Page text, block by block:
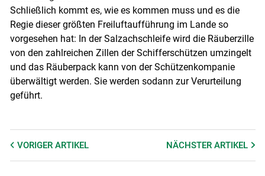
Schließlich kommt es, wie es kommen muss und es die
Regie dieser größten Freiluftaufführung im Lande so
vorgesehen hat: In der Salzachschleife wird die Räuberzille
von den zahlreichen Zillen der Schifferschützen umzingelt
und das Räuberpack kann von der Schützenkompanie
überwältigt werden. Sie werden sodann zur Verurteilung
geführt.
VORIGER ARTIKEL NÄCHSTERARTIKEL